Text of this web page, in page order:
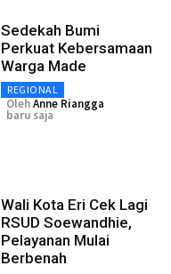
Sedekah Bumi
Perkuat Kebersamaan
Warga Made
REGIONAL
OlehAnne Riangga
baru saja
Wali Kota Eri Cek Lagi
RSUD Soewandhie,
Pelayanan Mulai
Berbenah